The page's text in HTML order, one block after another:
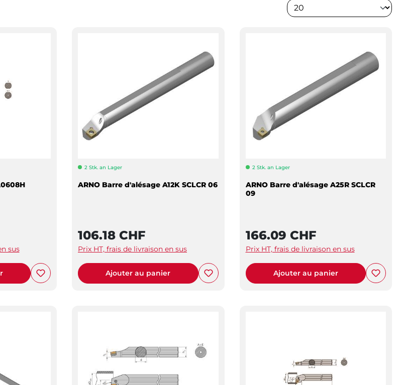
sus
2 Stk. an Lager
ARNO Barre d'alésage A12K SCLCR 06
106.18 CHF
Prix HT, frais de livraison en sus
Ajouter au panier
2 Stk. an Lager
ARNO Barre d'alésage A25R SCLCR
09
166.09 CHF
Prix HT, frais de livraison en sus
Ajouter au panier